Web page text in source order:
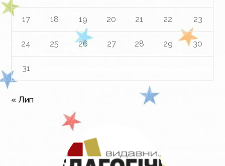
17 18 19 20 21 22 23
24 25 26 27 28 29 30
31
« Лип